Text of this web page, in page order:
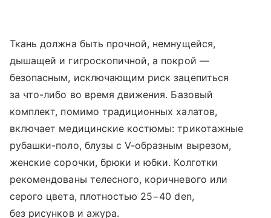
Ткань должна быть прочной, немнущейся,
дышащей и гигроскопичной, а покрой —
безопасным, исключающим риск зацепиться
за что-либо во время движения. Базовый
комплект, помимо традиционных халатов,
включает медицинские костюмы: трикотажные
рубашки-поло, блузы с V-образным вырезом,
женские сорочки, брюки и юбки. Колготки
рекомендованы телесного, коричневого или
серого цвета, плотностью 25−40 den,
без рисунков и ажура.